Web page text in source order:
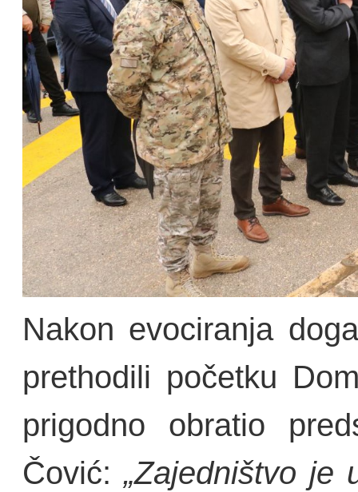
Nakon evociranja
prethodili početku
prigodno obratio
Čović: „Zajedništvo je